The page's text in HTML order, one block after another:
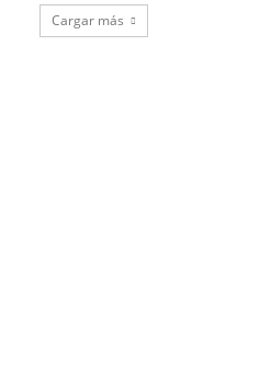
Cargar más